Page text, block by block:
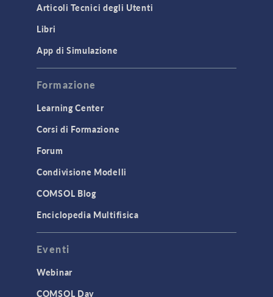
Articoli Tecnici degli Utenti
Libri
App di Simulazione
Formazione
Learning Center
Corsi di Formazione
Forum
Condivisione Modelli
COMSOL Blog
Enciclopedia Multifisica
Eventi
Webinar
COMSOL Day